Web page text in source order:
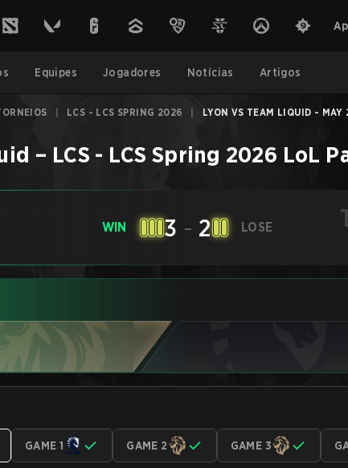
Equipes Jogadores Notícias Artigos
LCS - LCS SPRING 2026 LYON VS TEAM LIQUID - MAY
– LCS - LCS Spring 2026 LoL
WIN 3 - 2 LOSE
GAME 1 GAME 2 GAME 3